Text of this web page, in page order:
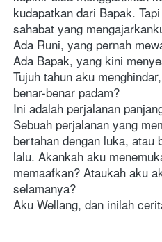
kudapatkan dari Bapak.
sahabat yang
Ada Runi, yang pernah
Ada Bapak, yang kini
Tujuh tahun aku
benar-benar padam?
Ini adalah perjalanan
Sebuah perjalanan yang
bertahan dengan luka, atau
lalu. Akankah aku
memaafkan? Ataukah aku
selamanya?
Aku Wellang, dan inilah